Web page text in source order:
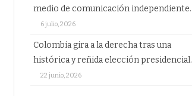
medio de comunicación independiente.
6 julio, 2026
Colombia gira a la derecha tras una
histórica y reñida elección presidencial.
22 junio, 2026